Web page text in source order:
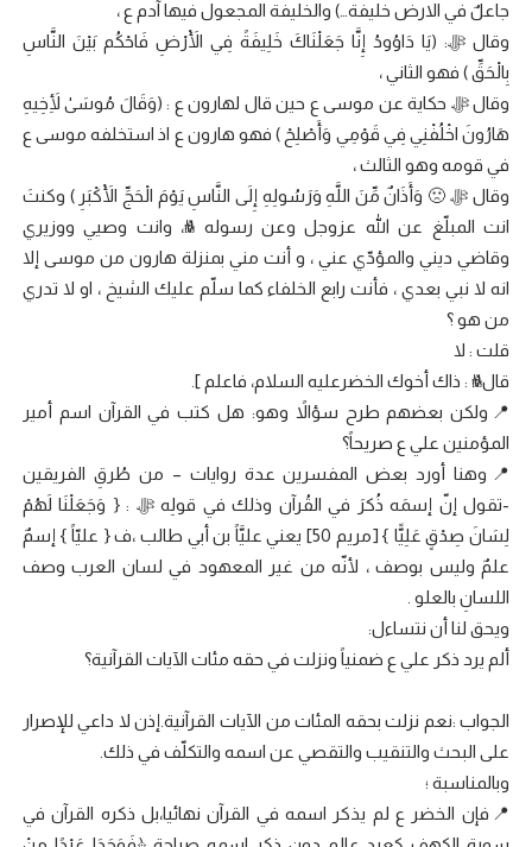
جاعلٌ في الارض خليفة…) والخليفة المجعول فيها آدم ع ،
وقال ﷻ: (يَا دَاوُودُ إِنَّا جَعَلْنَاكَ خَلِيفَةً فِي الْأَرْضِ فَاحْكُم بَيْنَ النَّاسِ
بِالْحَقِّ ) فهو الثاني ،
وقال ﷻ حكاية عن موسى ع حين قال لهارون ع : (وَقَالَ مُوسَىٰ لِأَخِيهِ
هَارُونَ اخْلُفْنِي فِي قَوْمِي وَأَصْلِحْ ) فهو هارون ع اذ استخلفه موسى ع
في قومه وهو الثالث ،
وقال ﷻ 🙁 وَأَذَانٌ مِّنَ اللَّهِ وَرَسُولِهِ إِلَى النَّاسِ يَوْمَ الْحَجِّ الْأَكْبَرِ ) وكنتَ
انت المبلّغ عن الله عزوجل وعن رسوله ﷺ، وانت وصيي ووزيري
وقاضي ديني والمؤدّي عني ، و أنت مني بمنزلة هارون من موسى إلا
انه لا نبي بعدي ، فأنت رابع الخلفاء كما سلّم عليك الشيخ ، او لا تدري
من هو ؟
قلت : لا
قالﷺ : ذاك أخوك الخضرعليه السلام، فاعلم ].
📍ولكن بعضهم طرح سؤالاً وهو: هل كتب في القرآن اسم أمير
المؤمنين علي ع صريحاً؟
📍وهنا أورد بعض المفسرين عدة روايات – من طُرقِ الفريقين
-تقول إنّ إسمَه ذُكرَ في القُرآن وذلك في قولِه ﷻ : { وَجَعَلْنَا لَهُمْ
لِسَانَ صِدْقٍ عَلِيًّا } [مريم 50] يعني عليَّاً بن أبي طالب ،ف { عليّاً } إسمٌ
علمٌ وليس بوصف ، لأنّه من غير المعهود في لسان العرب وصف
اللسانِ بالعلو .
ويحق لنا أن نتساءل:
ألم يرد ذكر علي ع ضمنياً ونزلت في حقه مئات الآيات القرآنية؟
الجواب :نعم نزلت بحقه المئات من الآيات القرآنية.إذن لا داعي للإصرار
على البحث والتنقيب والتقصي عن اسمه والتكلّف في ذلك.
وبالمناسبة ؛
📍فإن الخضر ع لم يذكر اسمه في القرآن نهائيا،بل ذكره القرآن في